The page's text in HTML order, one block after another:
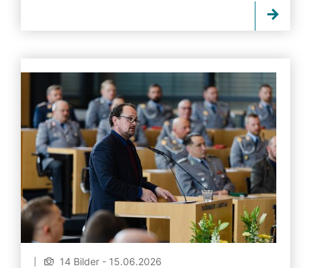
14 Bilder - 15.06.2026